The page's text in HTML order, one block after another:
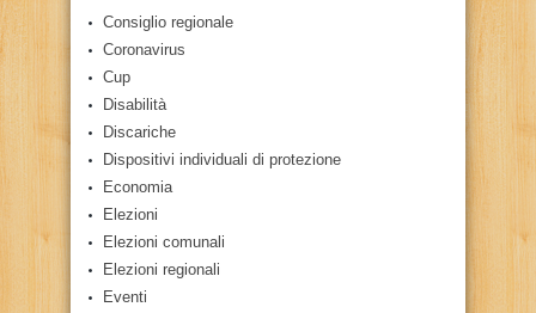
Consiglio regionale
Coronavirus
Cup
Disabilità
Discariche
Dispositivi individuali di protezione
Economia
Elezioni
Elezioni comunali
Elezioni regionali
Eventi